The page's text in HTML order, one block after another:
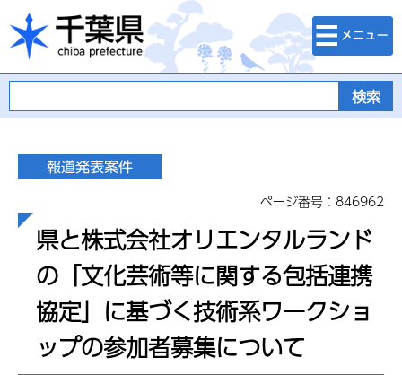
千葉県
検索・メニュ
ー
ページ番号：846962
県と株式会社オリエンタルランド
の「文化芸術等に関する包括連携
協定」に基づく技術系ワークショ
ップの参加者募集について